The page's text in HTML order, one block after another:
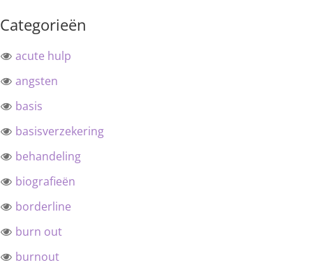
Categorieën
acute hulp
angsten
basis
basisverzekering
behandeling
biografieën
borderline
burn out
burnout